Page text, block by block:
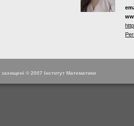
захищені © 2007 Інститут Математики